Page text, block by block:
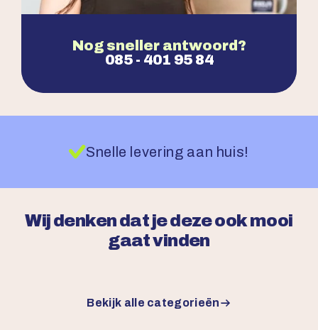
Nog sneller antwoord?
085 - 401 95 84
Snelle levering aan huis!
Wij denken dat je deze ook mooi
gaat vinden
Bekijk alle categorieën